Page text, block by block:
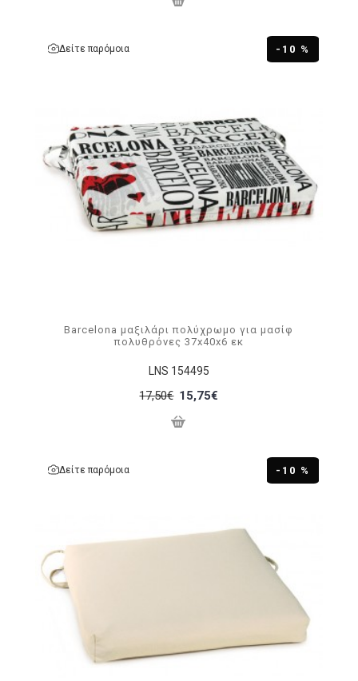
-10 %
Δείτε παρόμοια
LNS 154495
Barcelona μαξιλάρι πολύχρωμο για μασίφ
πολυθρόνες 37x40x6 εκ
17,50€ 15,75€
-10 %
Δείτε παρόμοια